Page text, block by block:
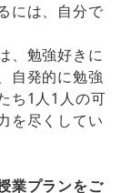
には、自分で
、勉強好きに
自発的に勉強
ち1人1人の可
を尽くしてい
業プランをご